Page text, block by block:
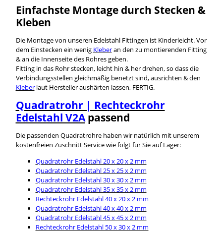
Einfachste Montage durch Stecken &
Kleben
Die Montage von unseren Edelstahl Fittingen ist Kinderleicht. Vor
dem Einstecken ein wenig Kleberan den zu montierenden Fitting
& an die Innenseite des Rohres geben.
Fitting in das Rohr stecken, leicht hin & her drehen, so dass die
Verbindungsstellen gleichmäßig benetzt sind, ausrichten & den
Kleberlaut Hersteller aushärten lassen, FERTIG.
Quadratrohr | Rechteckrohr
Edelstahl V2Apassend
Die passenden Quadratrohre haben wir natürlich mit unserem
kostenfreien Zuschnitt Service wie folgt für Sie auf Lager:
Quadratrohr Edelstahl 20 x 20 x 2 mm
Quadratrohr Edelstahl 25 x 25 x 2 mm
Quadratrohr Edelstahl 30 x 30 x 2 mm
Quadratrohr Edelstahl 35 x 35 x 2 mm
Rechteckrohr Edelstahl 40 x 20 x 2 mm
Quadratrohr Edelstahl 40 x 40 x 2 mm
Quadratrohr Edelstahl 45 x 45 x 2 mm
Rechteckrohr Edelstahl 50 x 30 x 2 mm